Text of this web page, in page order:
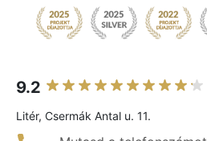
9.2
Litér, Csermák Antal u. 11.